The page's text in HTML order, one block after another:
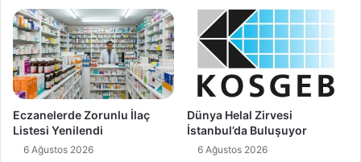
Eczanelerde Zorunlu İlaç
Listesi Yenilendi
6 Ağustos 2026
Dünya Helal Zirvesi
İstanbul’da Buluşuyor
6 Ağustos 2026